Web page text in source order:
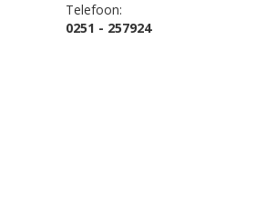
Telefoon:
0251 - 257924